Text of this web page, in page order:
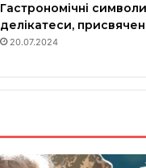
Гастрономічні
делікатеси,
20.07.2024